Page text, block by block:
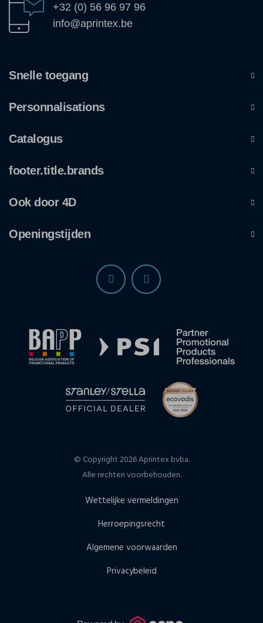
+32 (0) 56 96 97 96
info@aprintex.be
Snelle toegang
Personnalisations
Catalogus
footer.title.brands
Ook door 4D
Openingstijden
© Copyright 2026 Aprintex bvba.
Alle rechten voorbehouden.
Wettelijke vermeldingen
Herroepingsrecht
Algemene voorwaarden
Privacybeleid